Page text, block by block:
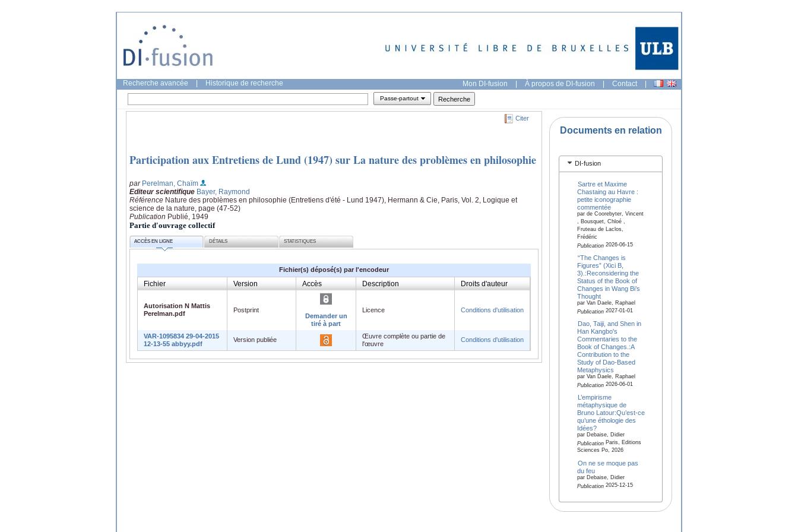
Recherche avancée Historique de recherche Mon DI-fusion | À propos de DI-fusion | Contact |
Passe-partout
Citer
Participation aux Entretiens de Lund (1947) sur La nature des problèmes en philosophie
par Perelman, Chaïm
Editeur scientifique Bayer, Raymond
Référence Nature des problèmes en philosophie (Entretiens d'été - Lund 1947), Hermann & Cie, Paris, Vol. 2, Logique et
science de la nature, page (47-52)
Publication Publié, 1949
Partie d'ouvrage collectif
ACCÈS EN LIGNE DÉTAILS STATISTIQUES
Fichier(s) déposé(s) par l'encodeur
Fichier Version Accès Description Droits d'auteur
Autorisation N Mattis
Perelman.pdf
Postprint
Demander un
tiré à part
Licence Conditions d'utilisation
VAR-1095834 29-04-2015
12-13-55 abbyy.pdf
Version publiée
Œuvre complète ou partie de
l'œuvre
Conditions d'utilisation
Documents en relation
DI-fusion
Sartre et Maxime
Chastaing au Havre :
petite iconographie
commentée
par de Coorebyter, Vincent
, Bousquet, Chloé ,
Fruteau de Laclos,
Frédéric
Publication2026-06-15
“The Changes is
Figures” (Xici B,
3).:Reconsidering the
Status of the Book of
Changes in Wang Bi’s
Thought
par Van Daele, Raphael
Publication2027-01-01
Dao, Taiji, and Shen in
Han Kangbo's
Commentaries to the
Book of Changes.:A
Contribution to the
Study of Dao-Based
Metaphysics
par Van Daele, Raphael
Publication2026-06-01
L’empirisme
métaphysique de
Bruno Latour:Qu’est-ce
qu’une éthologie des
Idées?
par Debaise, Didier
PublicationParis, Editions
Sciences Po, 2026
On ne se moque pas
du feu
par Debaise, Didier
Publication2025-12-15